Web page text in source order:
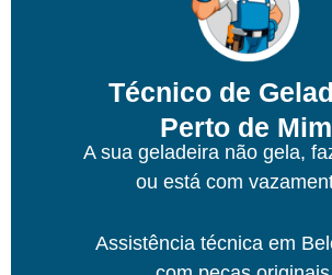
Técnico de
Perto de Mim
A sua geladeira não gela,
ou está com
Assistência técnica em